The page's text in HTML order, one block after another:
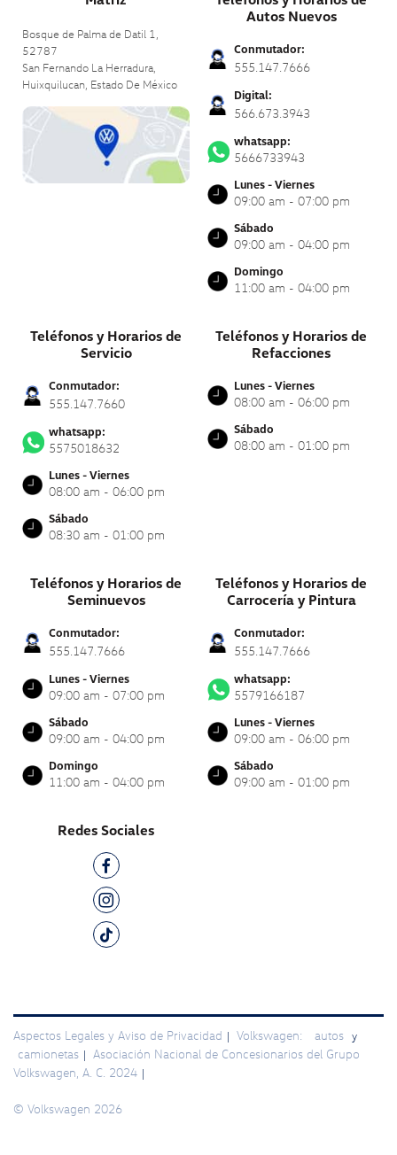
Bosque de Palma de Datil 1,
52787
San Fernando La Herradura,
Huixquilucan, Estado De México
Autos Nuevos
Conmutador:
555.147.7666
Digital:
566.673.3943
whatsapp:
5666733943
Lunes - Viernes
09:00 am - 07:00 pm
Sábado
09:00 am - 04:00 pm
Domingo
11:00 am - 04:00 pm
Teléfonos y Horarios de
Servicio
Conmutador:
555.147.7660
whatsapp:
5575018632
Lunes - Viernes
08:00 am - 06:00 pm
Sábado
08:30 am - 01:00 pm
Teléfonos y Horarios de
Refacciones
Lunes - Viernes
08:00 am - 06:00 pm
Sábado
08:00 am - 01:00 pm
Teléfonos y Horarios de
Seminuevos
Conmutador:
555.147.7666
Lunes - Viernes
09:00 am - 07:00 pm
Sábado
09:00 am - 04:00 pm
Domingo
11:00 am - 04:00 pm
Teléfonos y Horarios de
Carrocería y Pintura
Conmutador:
555.147.7666
whatsapp:
5579166187
Lunes - Viernes
09:00 am - 06:00 pm
Sábado
09:00 am - 01:00 pm
Redes Sociales
Aspectos Legales y Aviso de Privacidad | Volkswagen: autos y
camionetas | Asociación Nacional de Concesionarios del Grupo
Volkswagen, A. C. 2024 |
© Volkswagen 2026